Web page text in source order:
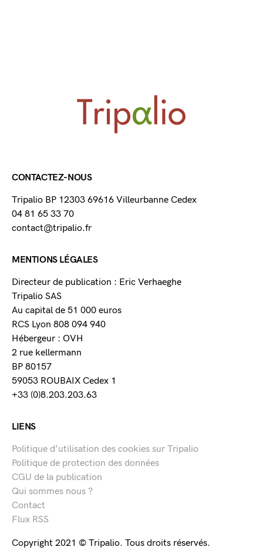
CONTACTEZ-NOUS
Tripalio BP 12303 69616 Villeurbanne Cedex
04 81 65 33 70
contact@tripalio.fr
MENTIONS LÉGALES
Directeur de publication : Eric Verhaeghe
Tripalio SAS
Au capital de 51 000 euros
RCS Lyon 808 094 940
Hébergeur : OVH
2 rue kellermann
BP 80157
59053 ROUBAIX Cedex 1
+33 (0)8.203.203.63
LIENS
Politique d’utilisation des cookies sur Tripalio
Politique de protection des données
CGU de la publication
Qui sommes nous ?
Contact
Flux RSS
Copyright 2021 © Tripalio. Tous droits réservés.